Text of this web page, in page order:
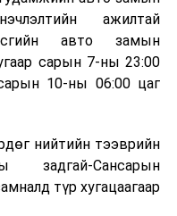
шаталтын дараа
эрдсийг сэргээн
шатаах үйлдвэрээс
авах технологи
төвлөрсөн лаг
дулаан, цахилгаан
ажилтай
авто замын
сарын 7-ны 23:00
10-ны 06:00 цаг
нийтийн тээврийн
Сансарын
түр хугацаагаар